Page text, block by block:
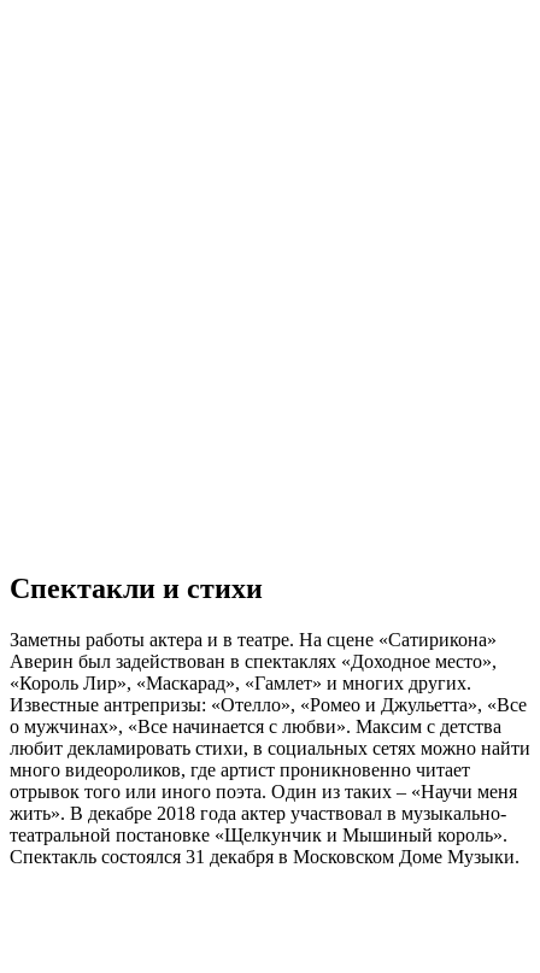
Спектакли и стихи
Заметны работы актера и в театре. На сцене «Сатирикона»
Аверин был задействован в спектаклях «Доходное место»,
«Король Лир», «Маскарад», «Гамлет» и многих других.
Известные антрепризы: «Отелло», «Ромео и Джульетта», «Все
о мужчинах», «Все начинается с любви». Максим с детства
любит декламировать стихи, в социальных сетях можно найти
много видеороликов, где артист проникновенно читает
отрывок того или иного поэта. Один из таких – «Научи меня
жить». В декабре 2018 года актер участвовал в музыкально-
театральной постановке «Щелкунчик и Мышиный король».
Спектакль состоялся 31 декабря в Московском Доме Музыки.